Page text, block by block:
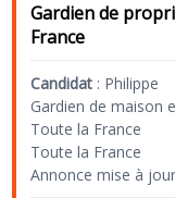
Gardien de
France
Candidat : Philippe
Gardien de maison
Toute la France
Toute la France
Annonce mise à